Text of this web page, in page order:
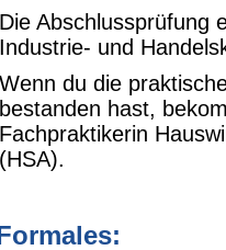
Die Abschlussprüfung
Industrie- und
Wenn du die
bestanden hast,
Fachpraktikerin
(HSA).